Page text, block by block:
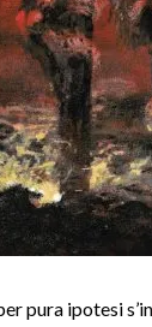
pura ipotesi